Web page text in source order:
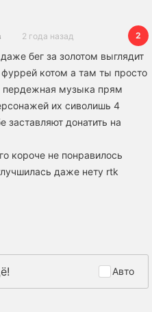
2 года назад 2
бег за золотом выглядит
котом а там ты просто
пердежная музыка прям
их сиволишь 4
заставляют донатить на
короче не понравилось
даже нету rtk
Авто